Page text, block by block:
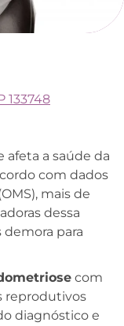
133748
afeta a saúde da
com dados
mais de
dessa
para
com
reprodutivos
diagnóstico e